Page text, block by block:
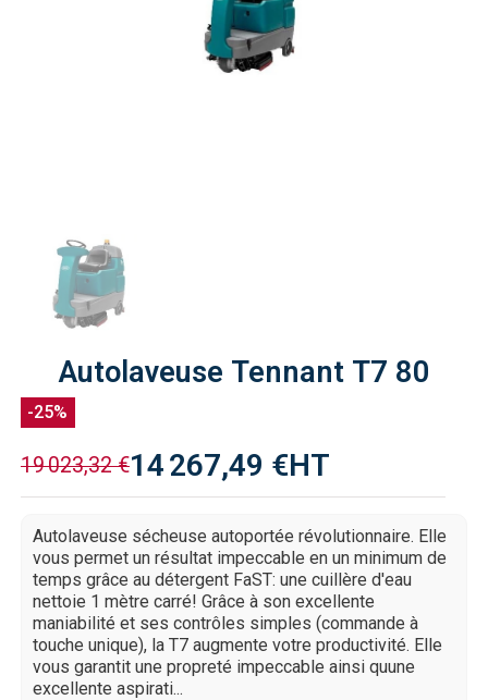
Autolaveuse Tennant T7 80
-25%
19 023,32 €14 267,49 €HT
Autolaveuse sécheuse autoportée révolutionnaire. Elle
vous permet un résultat impeccable en un minimum de
temps grâce au détergent FaST: une cuillère d'eau
nettoie 1 mètre carré! Grâce à son excellente
maniabilité et ses contrôles simples (commande à
touche unique), la T7 augmente votre productivité. Elle
vous garantit une propreté impeccable ainsi quune
excellente aspirati...